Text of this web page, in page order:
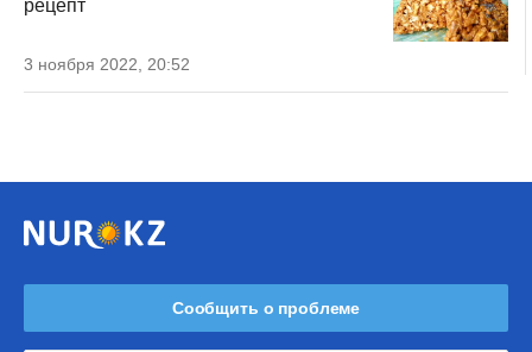
рецепт
3 ноября 2022, 20:52
Сообщить о проблеме